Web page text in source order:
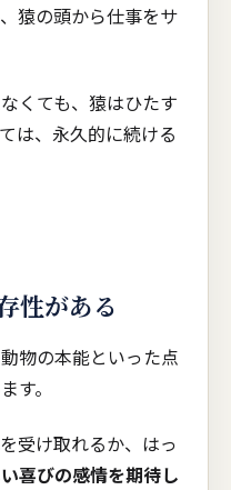
猿の頭から仕事をサ
くても、猿はひたす
は、永久的に続ける
性がある
物の本能といった点
す。
受け取れるか、はっ
喜びの感情を期待し